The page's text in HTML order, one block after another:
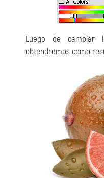
Luego de cambiar
obtendremos como